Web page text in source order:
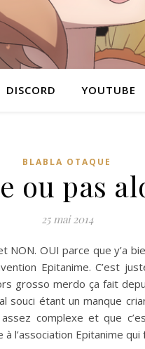
DISCORD YOUTUBE
BLABLA OTAQUE
ou pas
25 mai 2014
OUI parce que y’a
Epitanime. C’est
grosso merdo ça fait
souci étant un manque
complexe et que
l’association Epitanime